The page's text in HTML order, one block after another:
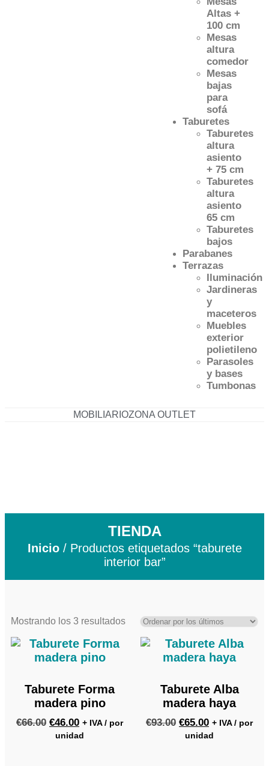
Altas +
100 cm
Mesas
altura
comedor
Mesas
bajas
para
sofá
Taburetes
Taburetes
altura
asiento
+ 75 cm
Taburetes
altura
asiento
65 cm
Taburetes
bajos
Parabanes
Terrazas
Iluminación
Jardineras
y
maceteros
Muebles
exterior
polietileno
Parasoles
y bases
Tumbonas
MOBILIARIOZONA OUTLET
TIENDA
Inicio/ Productos etiquetados “taburete
interior bar”
Mostrando los 3 resultados
Taburete Forma
madera pino
€66.00 €46.00 + IVA / por
unidad
Taburete Alba
madera haya
€93.00 €65.00 + IVA / por
unidad